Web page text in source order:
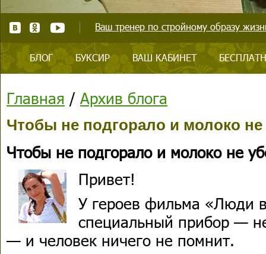
Ваш тренер по стройному образу
БЛОГ БУКСИР ВАШ КАБИНЕТ
Главная / Архив блога
Чтобы не подгорало и молоко не
Чтобы не подгорало и молоко не
Привет!
У героев фильма «Люди
специальный прибор —
— и человек ничего не помнит.